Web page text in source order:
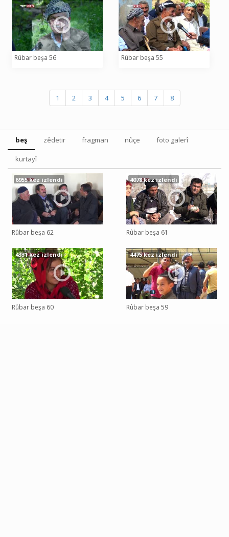
Rûbar beşa 56 Rûbar beşa 55
1 2 3 4 5 6 7 8
beş zêdetir fragman nûçe foto galerî
kurtayî
Rûbar beşa 62
6955 kez izlendi
Rûbar beşa 61
4078 kez izlendi
Rûbar beşa 60
4331 kez izlendi
Rûbar beşa 59
4475 kez izlendi